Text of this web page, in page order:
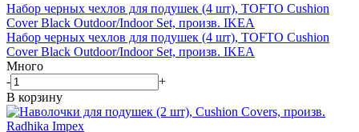
Набор черных чехлов для подушек (4 шт), TOFTO Cushion
Cover Black Outdoor/Indoor Set, произв. IKEA
Набор черных чехлов для подушек (4 шт), TOFTO Cushion
Cover Black Outdoor/Indoor Set, произв. IKEA
Много
-
+
В корзину